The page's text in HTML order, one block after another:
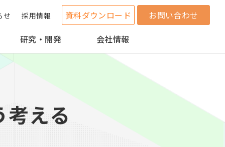
せ 採用情報 資料ダウンロード
お問い合わせ
研究・開発
会社情報
える